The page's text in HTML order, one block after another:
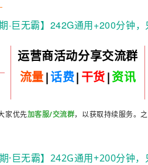
运营商活动分享交流群
流量|话费| 干货|资讯
家优先加客服/交流群，以获取持续服务。